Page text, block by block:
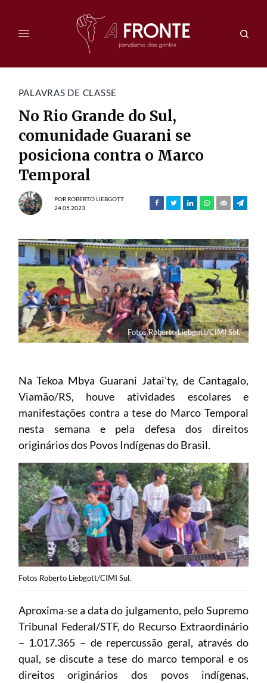
PALAVRAS DE CLASSE
No Rio Grande do Sul,
comunidade Guarani se
posiciona contra o Marco
Temporal
POR ROBERTO LIEBGOTT
24.05.2023
Fotos Roberto Liebgott/CIMI Sul.
Na Tekoa Mbya Guarani Jatai’ty, de Cantagalo,
Viamão/RS, houve atividades escolares e
manifestações contra a tese do Marco Temporal
nesta semana e pela defesa dos direitos
originários dos Povos Indígenas do Brasil.
Fotos Roberto Liebgott/CIMI Sul.
Aproxima-se a data do julgamento, pelo Supremo
Tribunal Federal/STF, do Recurso Extraordinário
– 1.017.365 – de repercussão geral, através do
qual, se discute a tese do marco temporal e os
direitos originários dos povos indígenas,